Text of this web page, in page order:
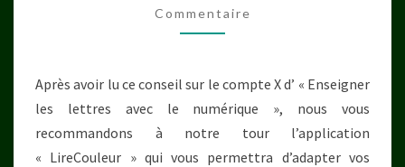
Commentaire
Après avoir lu ce conseil sur le compte X d’ « Enseigner
les lettres avec le numérique », nous vous
recommandons à notre tour l’application
« LireCouleur » qui vous permettra d’adapter vos